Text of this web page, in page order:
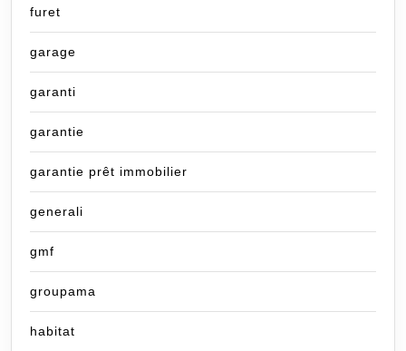
furet
garage
garanti
garantie
garantie prêt immobilier
generali
gmf
groupama
habitat